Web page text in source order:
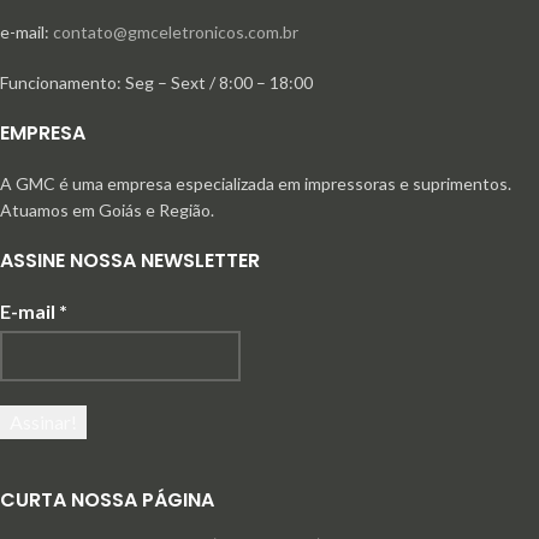
e-mail: contato@gmceletronicos.com.br
Funcionamento: Seg – Sext / 8:00 – 18:00
EMPRESA
A GMC é uma empresa especializada em impressoras e suprimentos.
Atuamos em Goiás e Região.
ASSINE NOSSA NEWSLETTER
E-mail *
CURTA NOSSA PÁGINA